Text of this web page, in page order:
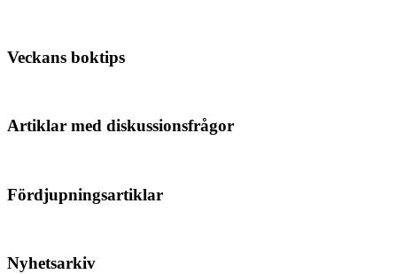
Veckans boktips
Artiklar med diskussionsfrågor
Fördjupningsartiklar
Nyhetsarkiv